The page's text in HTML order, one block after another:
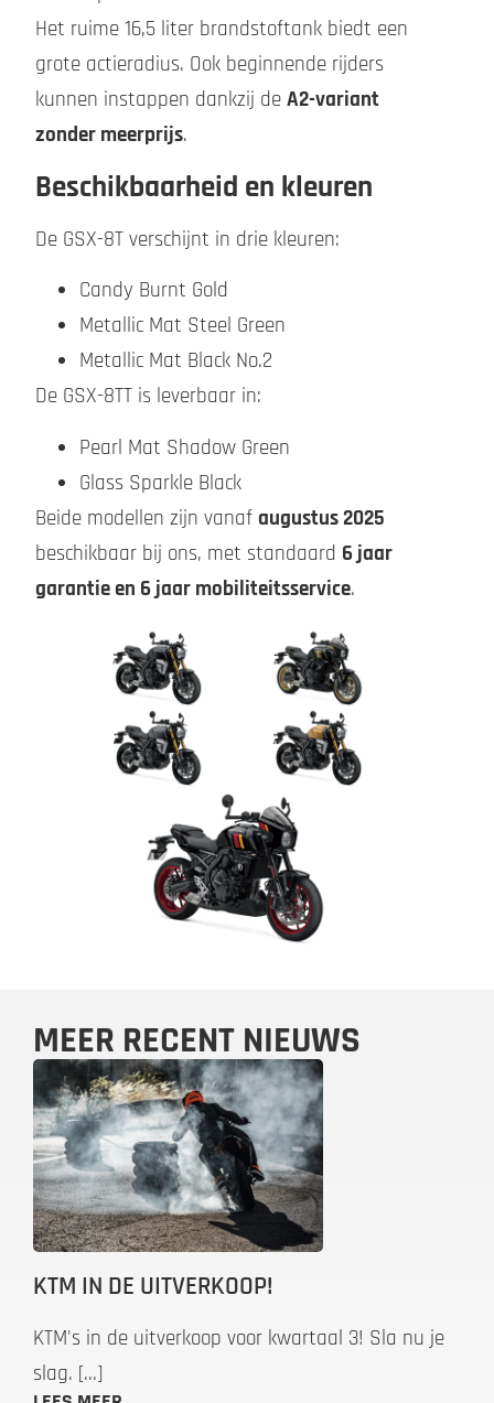
Het ruime 16,5 liter brandstoftank biedt een
grote actieradius. Ook beginnende rijders
kunnen instappen dankzij deA2-variant
zonder meerprijs.
Beschikbaarheid en kleuren
De GSX-8T verschijnt in drie kleuren:
Candy Burnt Gold
Metallic Mat Steel Green
Metallic Mat Black No.2
De GSX-8TT is leverbaar in:
Pearl Mat Shadow Green
Glass Sparkle Black
Beide modellen zijn vanafaugustus 2025
beschikbaar bij ons, met standaard 6 jaar
garantie en 6 jaar mobiliteitsservice.
MEER RECENT NIEUWS
KTM IN DE UITVERKOOP!
KTM's in de uitverkoop voor kwartaal 3! Sla nu je
slag. [...]